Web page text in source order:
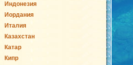
Индонезия
Иордания
Италия
Казахстан
Катар
Кипр